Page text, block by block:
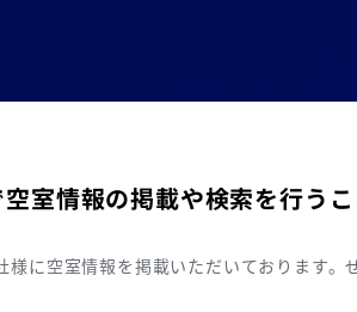
室情報の掲載や検索を行うこ
に空室情報を掲載いただいております。